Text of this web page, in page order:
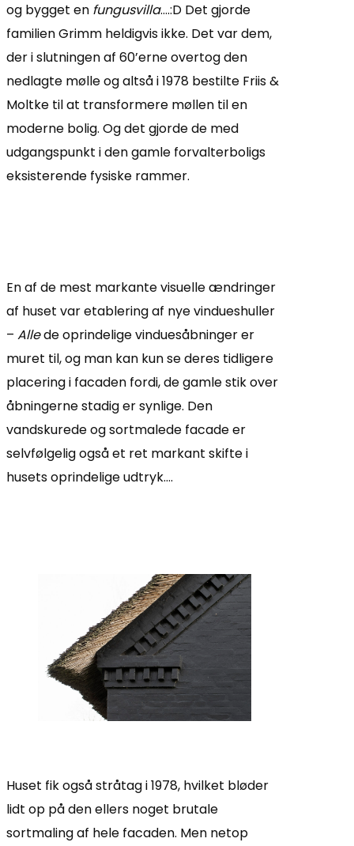
og bygget en fungusvilla….:D Det gjorde
familien Grimm heldigvis ikke. Det var dem,
der i slutningen af 60’erne overtog den
nedlagte mølle og altså i 1978 bestilte Friis &
Moltke til at transformere møllen til en
moderne bolig. Og det gjorde de med
udgangspunkt i den gamle forvalterboligs
eksisterende fysiske rammer.
En af de mest markante visuelle ændringer
af huset var etablering af nye vindueshuller
– Allede oprindelige vinduesåbninger er
muret til, og man kan kun se deres tidligere
placering i facaden fordi, de gamle stik over
åbningerne stadig er synlige. Den
vandskurede og sortmalede facade er
selvfølgelig også et ret markant skifte i
husets oprindelige udtryk….
Huset fik også stråtag i 1978, hvilket bløder
lidt op på den ellers noget brutale
sortmaling af hele facaden. Men netop